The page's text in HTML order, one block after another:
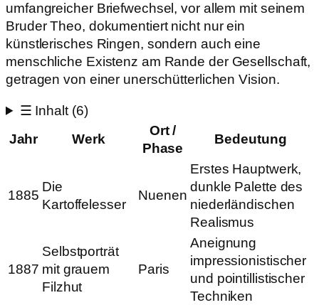
umfangreicher Briefwechsel, vor allem mit seinem
Bruder Theo, dokumentiert nicht nur ein
künstlerisches Ringen, sondern auch eine
menschliche Existenz am Rande der Gesellschaft,
getragen von einer unerschütterlichen Vision.
☰ Inhalt (6)
Jahr
Werk
Ort /
Phase
Bedeutung
1885
Die
Kartoffelesser
Nuenen
Erstes Hauptwerk,
dunkle Palette des
niederländischen
Realismus
1887
Selbstporträt
mit grauem
Filzhut
Paris
Aneignung
impressionistischer
und pointillistischer
Techniken